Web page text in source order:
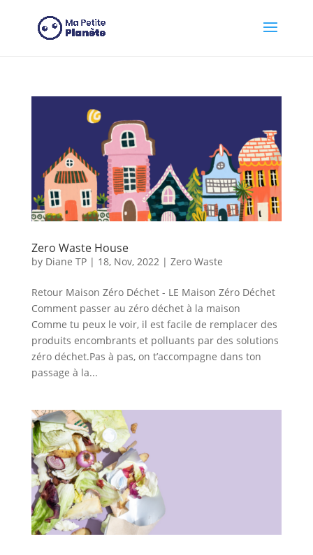
Zero Waste House
by Diane TP| 18, Nov, 2022| Zero Waste
Retour Maison Zéro Déchet - LE Maison Zéro Déchet
Comment passer au zéro déchet à la maison
Comme tu peux le voir, il est facile de remplacer des
produits encombrants et polluants par des solutions
zéro déchet.Pas à pas, on t’accompagne dans ton
passage à la...